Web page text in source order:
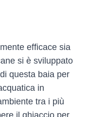
efficace sia
si è sviluppato
questa baia per
in
tra i più
il ghiaccio per